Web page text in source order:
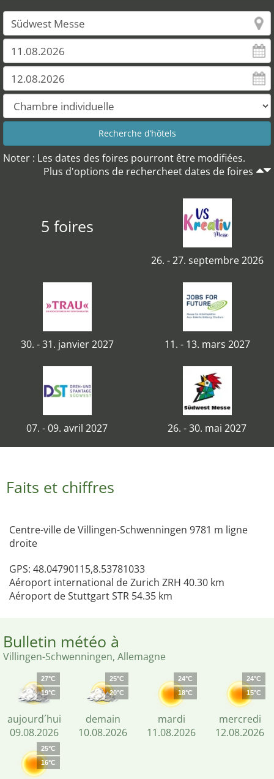
Noter : Les dates des foires pourront être modifiées.
Plus d'options de rechercheet dates de foires
5 foires
26. - 27. septembre 2026
30. - 31. janvier 2027 11. - 13. mars 2027
07. - 09. avril 2027 26. - 30. mai 2027
Faits et chiffres
Centre-ville de Villingen-Schwenningen 9781 m ligne
droite
GPS: 48.04790115,8.53781033
Aéroport international de Zurich ZRH 40.30 km
Aéroport de Stuttgart STR 54.35 km
Bulletin météo à
Villingen-Schwenningen, Allemagne
27°C
19°C
aujourd´hui
09.08.2026
25°C
20°C
demain
10.08.2026
24°C
18°C
mardi
11.08.2026
24°C
15°C
mercredi
12.08.2026
25°C
16°C